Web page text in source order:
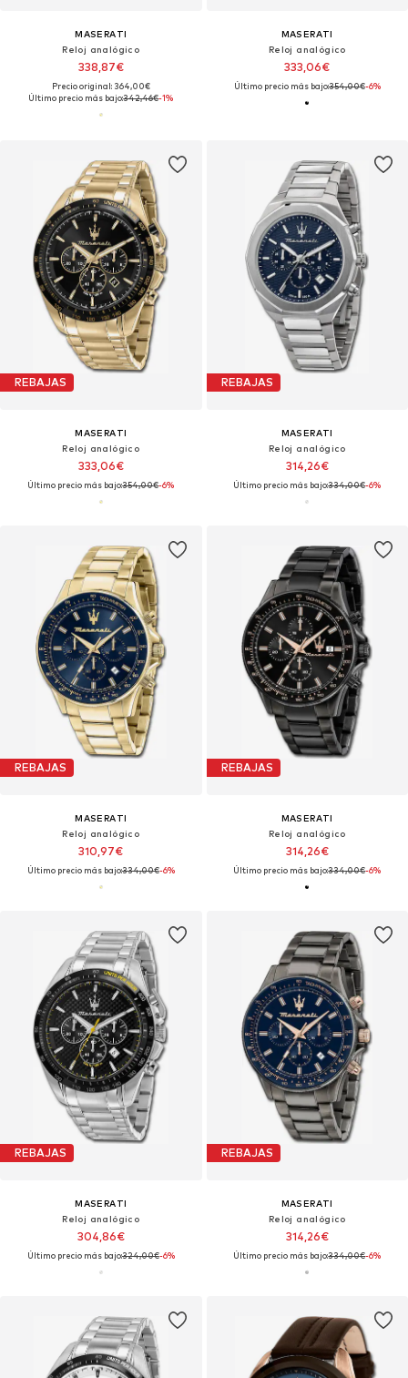
MASERATI
Reloj analógico
338,87€
Precio original: 364,00€
Último precio más bajo:342,46€-1%
MASERATI
Reloj analógico
333,06€
Último precio más bajo:354,00€-6%
REBAJAS
MASERATI
Reloj analógico
333,06€
Último precio más bajo:354,00€-6%
REBAJAS
MASERATI
Reloj analógico
314,26€
Último precio más bajo:334,00€-6%
REBAJAS
MASERATI
Reloj analógico
310,97€
Último precio más bajo:334,00€-6%
REBAJAS
MASERATI
Reloj analógico
314,26€
Último precio más bajo:334,00€-6%
REBAJAS
MASERATI
Reloj analógico
304,86€
Último precio más bajo:324,00€-6%
REBAJAS
MASERATI
Reloj analógico
314,26€
Último precio más bajo:334,00€-6%